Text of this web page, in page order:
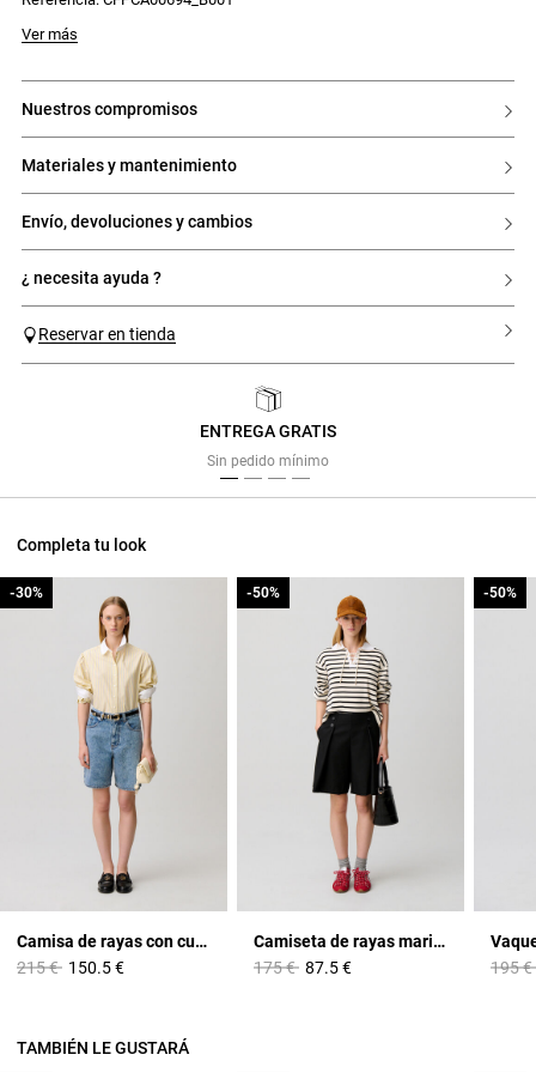
Modelo mide 176cm y lleva una talla 32
Ver más
nuestros compromisos
materiales y mantenimiento
envío, devoluciones y cambios
¿ necesita ayuda ?
Reservar en tienda
ENTREGA GRATIS
Sin pedido mínimo
Completa tu look
Camisa de rayas con cuello claudine
Price reduced from
215 €to
-30%
150.5 €
-30%
Camiseta de rayas marineras
Price reduced from
175 €to
-50%
87.5 €
-50%
Price
195 €
-50%
-50%
TAMBIÉN LE GUSTARÁ